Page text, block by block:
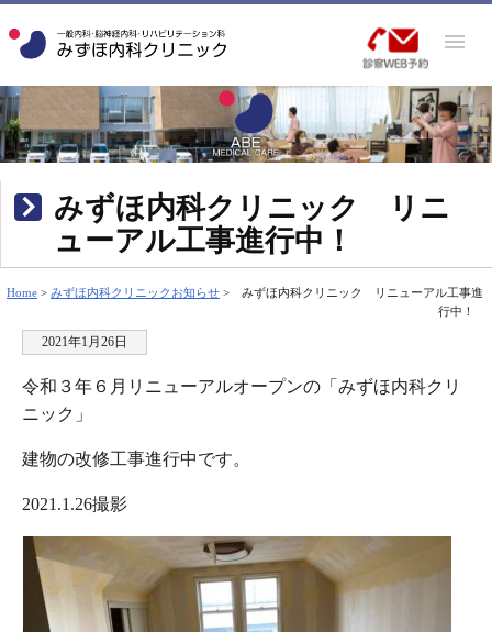
みずほ内科クリニック リニ
ューアル工事進行中！
Home > みずほ内科クリニックお知らせ >
みずほ内科クリニック リニューアル工事進
行中！
2021年1月26日
令和３年６月リニューアルオープンの「みずほ内科クリ
ニック」
建物の改修工事進行中です。
2021.1.26撮影